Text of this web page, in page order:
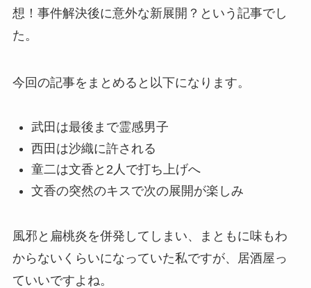
想！事件解決後に意外な新展開？という記事でし
た。
今回の記事をまとめると以下になります。
武田は最後まで霊感男子
西田は沙織に許される
童二は文香と2人で打ち上げへ
文香の突然のキスで次の展開が楽しみ
風邪と扁桃炎を併発してしまい、まともに味もわ
からないくらいになっていた私ですが、居酒屋っ
ていいですよね。